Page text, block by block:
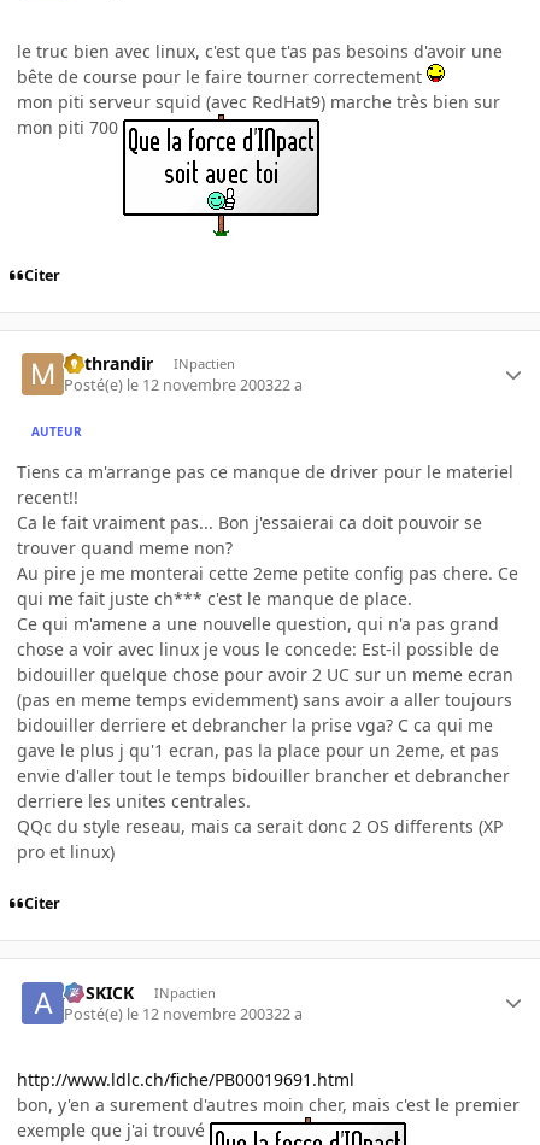
le truc bien avec linux, c'est que t'as pas besoins d'avoir une
bête de course pour le faire tourner correctement
mon piti serveur squid (avec RedHat9) marche très bien sur
mon piti 700
Citer
Mithrandir INpactien
Posté(e) le 12 novembre 200322 a
AUTEUR
Tiens ca m'arrange pas ce manque de driver pour le materiel
recent!!
Ca le fait vraiment pas... Bon j'essaierai ca doit pouvoir se
trouver quand meme non?
Au pire je me monterai cette 2eme petite config pas chere. Ce
qui me fait juste ch*** c'est le manque de place.
Ce qui m'amene a une nouvelle question, qui n'a pas grand
chose a voir avec linux je vous le concede: Est-il possible de
bidouiller quelque chose pour avoir 2 UC sur un meme ecran
(pas en meme temps evidemment) sans avoir a aller toujours
bidouiller derriere et debrancher la prise vga? C ca qui me
gave le plus j qu'1 ecran, pas la place pour un 2eme, et pas
envie d'aller tout le temps bidouiller brancher et debrancher
derriere les unites centrales.
QQc du style reseau, mais ca serait donc 2 OS differents (XP
pro et linux)
Citer
ASSKICK INpactien
Posté(e) le 12 novembre 200322 a
http://www.ldlc.ch/fiche/PB00019691.html
bon, y'en a surement d'autres moin cher, mais c'est le premier
exemple que j'ai trouvé